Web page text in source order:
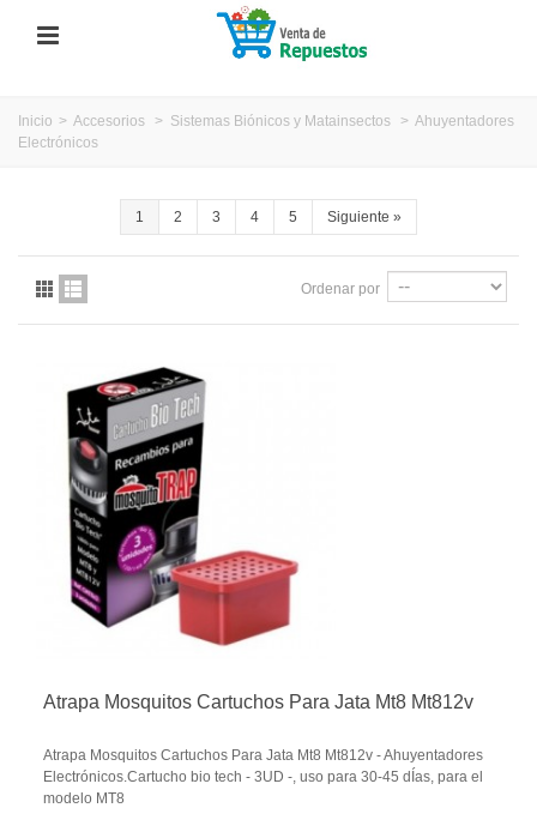
Inicio > Accesorios > Sistemas Biónicos y Matainsectos > Ahuyentadores
Electrónicos
1 2 3 4 5 Siguiente »
Ordenar por
Atrapa Mosquitos Cartuchos Para Jata Mt8 Mt812v
Atrapa Mosquitos Cartuchos Para Jata Mt8 Mt812v - Ahuyentadores
Electrónicos.Cartucho bio tech - 3UD -, uso para 30-45 dÍas, para el
modelo MT8